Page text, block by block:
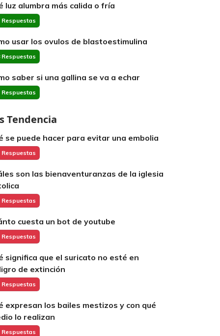
luz alumbra más calida o fría
Respuestas
usar los ovulos de blastoestimulina
Respuestas
saber si una gallina se va a echar
Respuestas
Tendencia
se puede hacer para evitar una embolia
Respuestas
son las bienaventuranzas de la iglesia
Respuestas
cuesta un bot de youtube
Respuestas
significa que el suricato no esté en
de extinción
Respuestas
expresan los bailes mestizos y con qué
lo realizan
Respuestas